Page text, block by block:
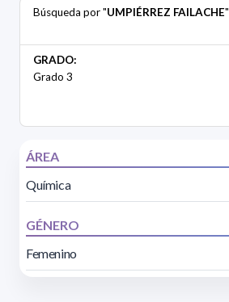
Búsqueda por "UMPIÉRREZ FAILACHE"
GRADO:
Grado 3
ÁREA
Química
GÉNERO
Femenino